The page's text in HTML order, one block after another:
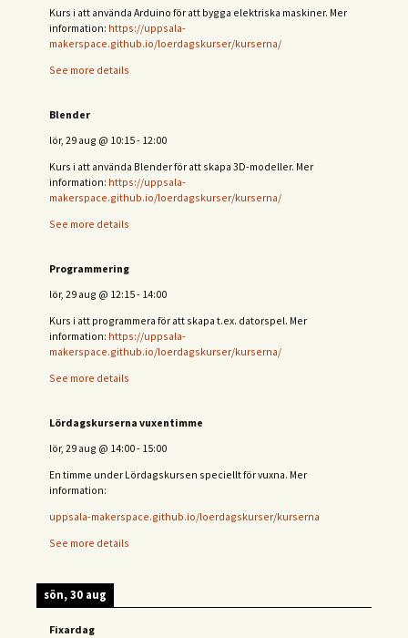
Kurs i att använda Arduino för att bygga elektriska maskiner. Mer
information: https://uppsala-
makerspace.github.io/loerdagskurser/kurserna/
See more details
Blender
lör, 29 aug @ 10:15- 12:00
Kurs i att använda Blender för att skapa 3D-modeller. Mer
information: https://uppsala-
makerspace.github.io/loerdagskurser/kurserna/
See more details
Programmering
lör, 29 aug @ 12:15- 14:00
Kurs i att programmera för att skapa t.ex. datorspel. Mer
information: https://uppsala-
makerspace.github.io/loerdagskurser/kurserna/
See more details
Lördagskurserna vuxentimme
lör, 29 aug @ 14:00- 15:00
En timme under Lördagskursen speciellt för vuxna. Mer
information:
uppsala-makerspace.github.io/loerdagskurser/kurserna
See more details
sön, 30 aug
Fixardag